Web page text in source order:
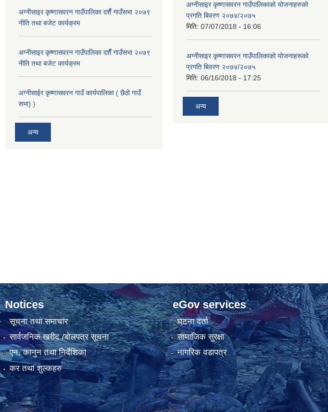
अग्नीसाइर कृष्णासवरन गाउँपालिका दशैँ गाउँसभा २०७९
नीति तथा बजेट कार्यक्रम
अग्नीसाइर कृष्णासवरन गाउँपालिका दशैँ गाउँसभा २०७९
नीति तथा बजेट कार्यक्रम
अग्नीसाईर कृष्णासवरन गाउँ कार्यपालिका ( छैठो गाउँ
सभा) )
अन्य
अग्नीसाइर कृष्णासवरन गाउँपालिकाको योजनाहरुको
प्रगति बिवरण २०७४/२०७५
मिति: 07/07/2018 - 16:06
अग्नीसाइर कृष्णासवरन गाउँपालिकाको योजनाहरूको
प्रगति बिवरण २०७४/२०७५
मिति: 06/16/2018 - 17:25
अन्य
Notices
सूचना तथा समाचार
सार्वजनिक खरीद /बोलपत्र सूचना
एन, कानुन तथा निर्देशिका
कर तथा शुल्कहरु
eGov services
घटना दर्ता
सामाजिक सुरक्षा
नागरिक वडापत्र